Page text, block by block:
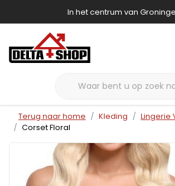
In het centrum van
Terug naar home Kleding
Lingerie
Corset Floral